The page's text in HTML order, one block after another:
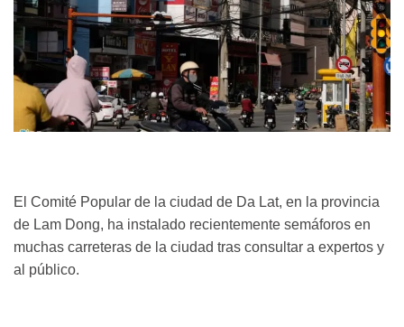
El Comité Popular de la ciudad de Da Lat, en la provincia
de Lam Dong, ha instalado recientemente semáforos en
muchas carreteras de la ciudad tras consultar a expertos y
al público.